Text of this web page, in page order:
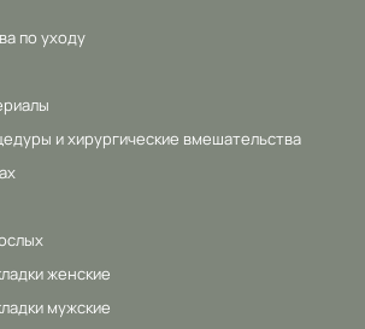
по уходу
и хирургические вмешательства
женские
мужские